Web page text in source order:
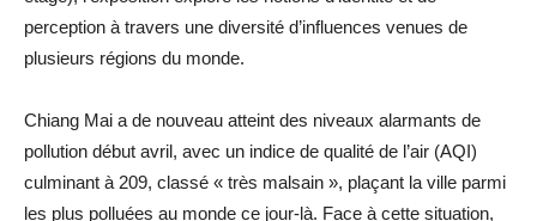
perception à travers une diversité d’influences venues de
plusieurs régions du monde.
Chiang Mai a de nouveau atteint des niveaux alarmants de
pollution début avril, avec un indice de qualité de l’air (AQI)
culminant à 209, classé « très malsain », plaçant la ville parmi
les plus polluées au monde ce jour-là. Face à cette situation,